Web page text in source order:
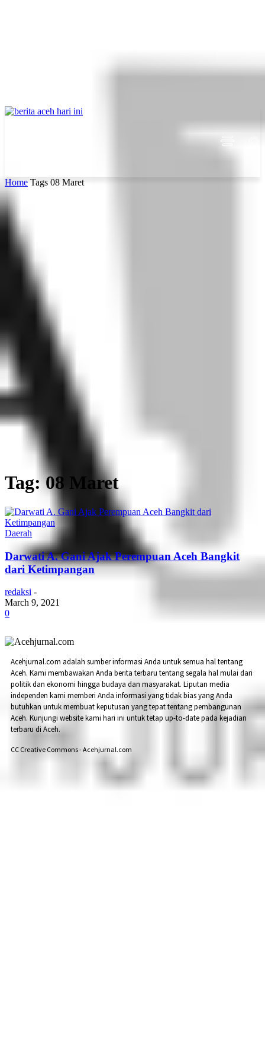
Home Tags 08 Maret
Tag: 08 Maret
Daerah
Darwati A. Gani Ajak Perempuan Aceh Bangkit
dari Ketimpangan
redaksi -
March 9, 2021
0
Acehjurnal.com adalah sumber informasi Anda untuk semua hal tentang
Aceh. Kami membawakan Anda berita terbaru tentang segala hal mulai dari
politik dan ekonomi hingga budaya dan masyarakat. Liputan media
independen kami memberi Anda informasi yang tidak bias yang Anda
butuhkan untuk membuat keputusan yang tepat tentang pembangunan
Aceh. Kunjungi website kami hari ini untuk tetap up-to-date pada kejadian
terbaru di Aceh.
CC Creative Commons - Acehjurnal.com